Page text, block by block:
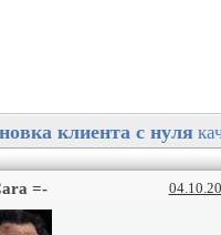
клиента с нуля
=-